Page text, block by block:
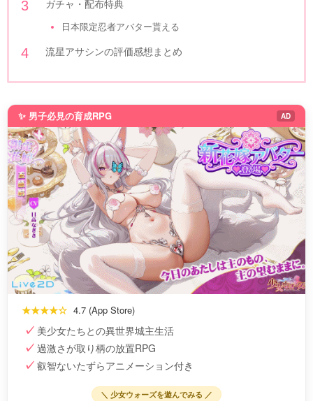
ガチャ・配布特典
日本限定忍者アバター貰える
流星アサシンの評価感想まとめ
✨ 男子必見の育成RPG AD
★★★★☆ 4.7 (App Store)
美少女たちとの異世界城主生活
過激さが取り柄の放置RPG
叡智ないたずらアニメーション付き
＼ 少女ウォーズを遊んでみる ／